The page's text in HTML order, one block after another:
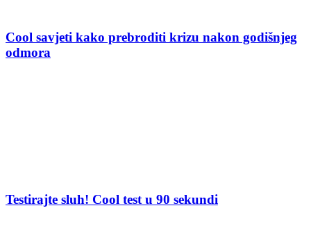
Cool savjeti kako prebroditi krizu nakon godišnjeg
odmora
Testirajte sluh! Cool test u 90 sekundi